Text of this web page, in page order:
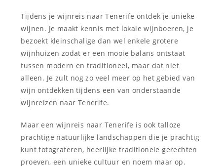
Tijdens je wijnreis naar Tenerife ontdek je unieke
wijnen. Je maakt kennis met lokale wijnboeren, je
bezoekt kleinschalige dan wel enkele grotere
wijnhuizen zodat er een mooie balans ontstaat
tussen modern en traditioneel, maar dat niet
alleen. Je zult nog zo veel meer op het gebied van
wijn ontdekken tijdens een van onderstaande
wijnreizen naar Tenerife.
Maar een wijnreis naar Tenerife is ook talloze
prachtige natuurlijke landschappen die je prachtig
kunt fotograferen, heerlijke traditionele gerechten
proeven, een unieke cultuur en noem maar op.